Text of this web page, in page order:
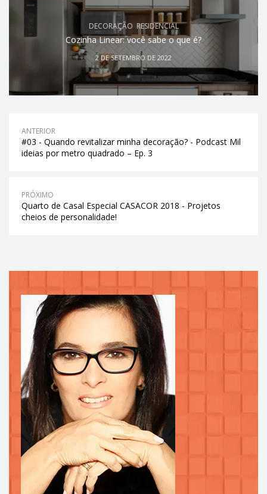
DECORAÇÃO, RESIDENCIAL
Cozinha Linear: você sabe o que é?
2 DE SETEMBRO DE 2022
ANTERIOR
#03 - Quando revitalizar minha decoração? - Podcast Mil
ideias por metro quadrado – Ep. 3
PRÓXIMO
Quarto de Casal Especial CASACOR 2018 - Projetos
cheios de personalidade!